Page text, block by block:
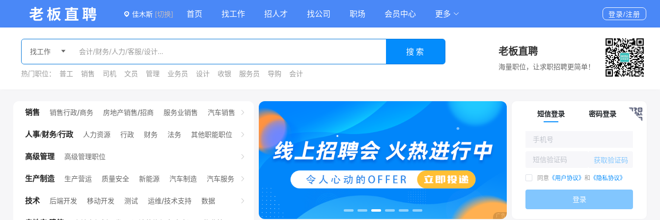
佳木斯 [切换] 首页 找工作 招人才 找公司 职场 会员中心 更多 登录/注册
搜 索
热门职位： 普工 销售 司机 文员 管理 业务员 设计 收银 服务员 导购 会计
老板直聘
海量职位，让求职招聘更简单！
销售 销售行政/商务 房地产销售/招商 服务业销售
汽车销售
医疗销售
销售管理 其他销售职位
人事/财务/行政 人力资源 行政 财务 法务 其他职能职位
高级管理 高级管理职位
生产制造 生产营运 质量安全 新能源 汽车制造
汽车服务
其他生产制造职位
环保 能源/地质
技术 后端开发 移动开发 测试 运维/技术支持
数据
短信登录 密码登录
获取验证码
同意 《用户协议》 和 《隐私协议》
登录